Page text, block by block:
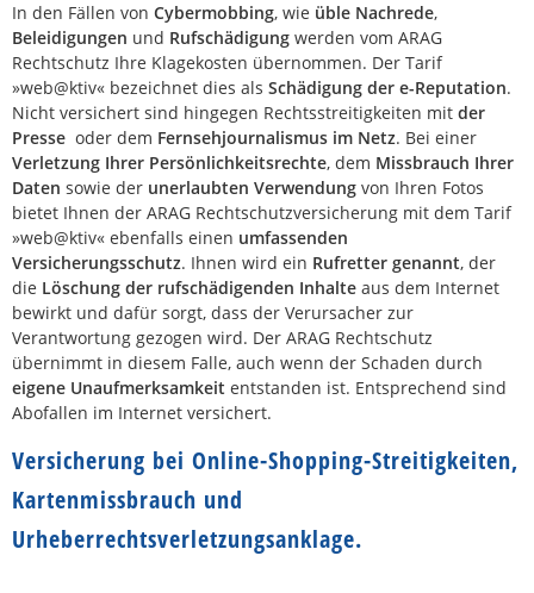
In den Fällen von Cybermobbing, wie üble Nachrede,
Beleidigungen und Rufschädigung werden vom ARAG
Rechtschutz Ihre Klagekosten übernommen. Der Tarif
»web@ktiv« bezeichnet dies als Schädigung der e-Reputation.
Nicht versichert sind hingegen Rechtsstreitigkeiten mit der
Presse oder dem Fernsehjournalismus im Netz. Bei einer
Verletzung Ihrer Persönlichkeitsrechte, dem Missbrauch Ihrer
Daten sowie der unerlaubten Verwendung von Ihren Fotos
bietet Ihnen der ARAG Rechtschutzversicherung mit dem Tarif
»web@ktiv« ebenfalls einen umfassenden
Versicherungsschutz. Ihnen wird ein Rufretter genannt, der
die Löschung der rufschädigenden Inhalte aus dem Internet
bewirkt und dafür sorgt, dass der Verursacher zur
Verantwortung gezogen wird. Der ARAG Rechtschutz
übernimmt in diesem Falle, auch wenn der Schaden durch
eigene Unaufmerksamkeit entstanden ist. Entsprechend sind
Abofallen im Internet versichert.
Versicherung bei Online-Shopping-Streitigkeiten,
Kartenmissbrauch und
Urheberrechtsverletzungsanklage.